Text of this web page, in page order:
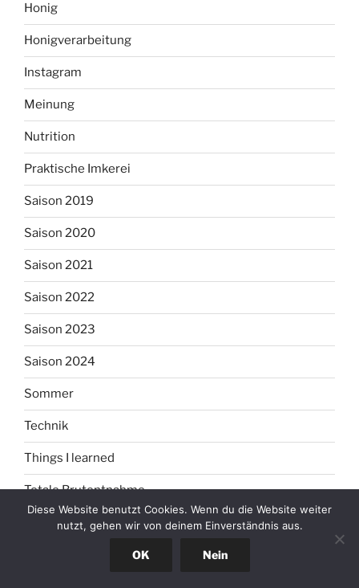
Honig
Honigverarbeitung
Instagram
Meinung
Nutrition
Praktische Imkerei
Saison 2019
Saison 2020
Saison 2021
Saison 2022
Saison 2023
Saison 2024
Sommer
Technik
Things I learned
Totale Brutentnahme
Varroamanagement
Diese Website benutzt Cookies. Wenn du die Website weiter
nutzt, gehen wir von deinem Einverständnis aus.
OK Nein